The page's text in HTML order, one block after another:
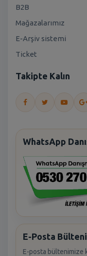
B2B
Mağazalarımız
E-Arşiv sistemi
Ticket
Takipte Kalın
WhatsApp
E-Posta Bülteni
E-posta bültenimize